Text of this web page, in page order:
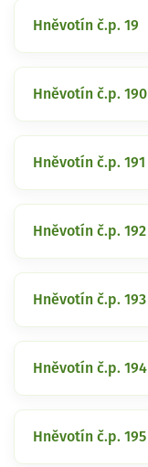
Hněvotín č.p. 19
Hněvotín č.p. 190
Hněvotín č.p. 191
Hněvotín č.p. 192
Hněvotín č.p. 193
Hněvotín č.p. 194
Hněvotín č.p. 195